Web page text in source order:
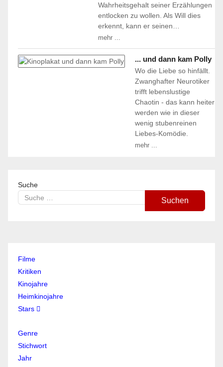
Wahrheitsgehalt seiner Erzählungen
entlocken zu wollen. Als Will dies
erkennt, kann er seinen…
mehr ...
... und dann kam Polly
Wo die Liebe so hinfällt.
Zwanghafter Neurotiker
trifft lebenslustige
Chaotin - das kann heiter
werden wie in dieser
wenig stubenreinen
Liebes-Komödie.
mehr ...
Suche
Suchen
Filme
Kritiken
Kinojahre
Heimkinojahre
Stars
Genre
Stichwort
Jahr